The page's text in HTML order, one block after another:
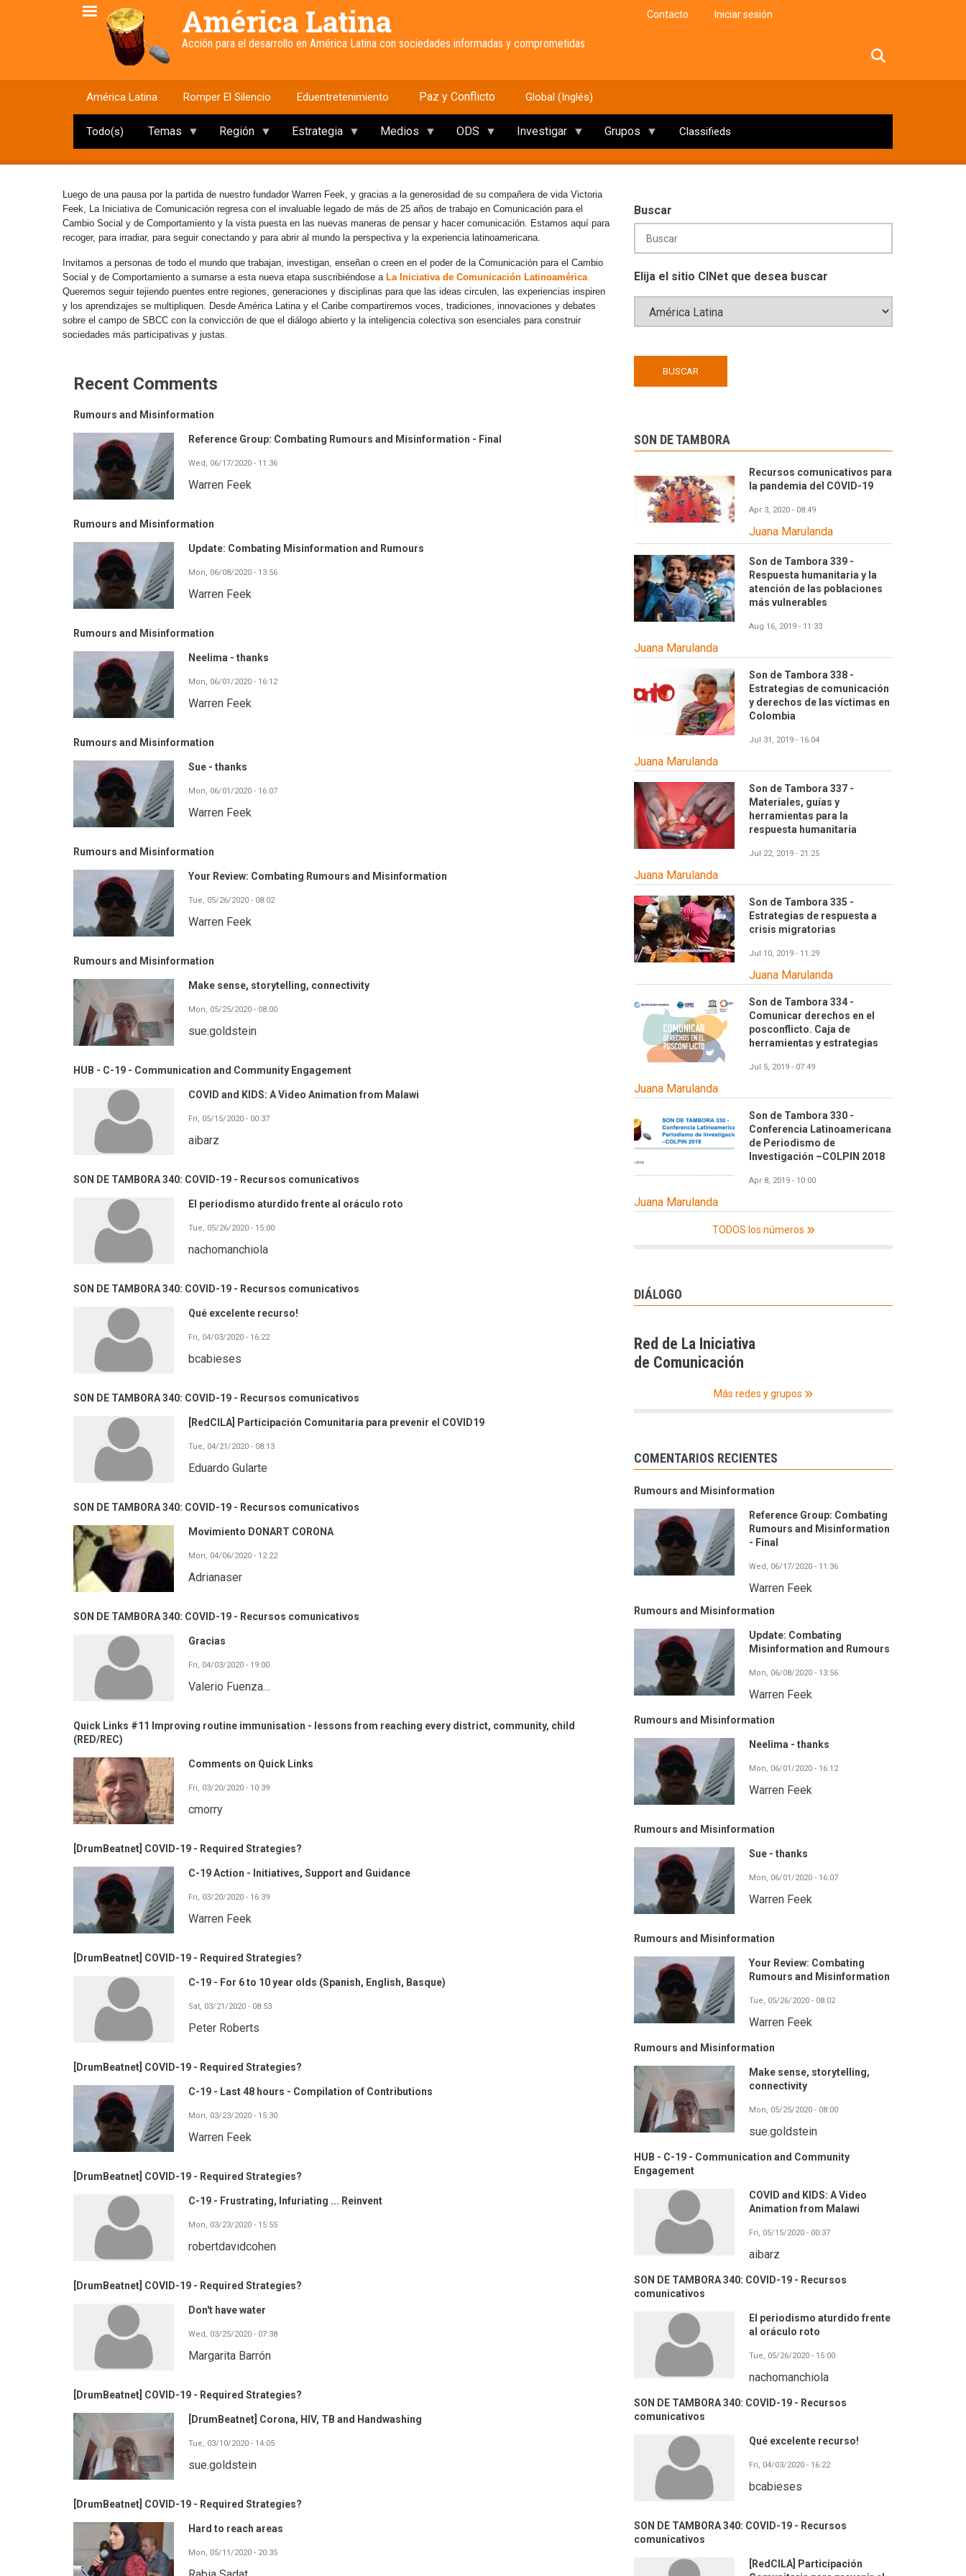
América Latina
Acción para el desarrollo en América Latina con sociedades informadas y comprometidas
Contacto Iniciar sesión
América Latina Romper El Silencio Eduentretenimiento Paz y Conflicto Global (Inglés)
Todo(s) Temas Región Estrategia Medios ODS Investigar Grupos Classifieds
Luego de una pausa por la partida de nuestro fundador Warren Feek, y gracias a la generosidad de su compañera de vida Victoria
Feek, La Iniciativa de Comunicación regresa con el invaluable legado de más de 25 años de trabajo en Comunicación para el
Cambio Social y de Comportamiento y la vista puesta en las nuevas maneras de pensar y hacer comunicación. Estamos aquí para
recoger, para irradiar, para seguir conectando y para abrir al mundo la perspectiva y la experiencia latinoamericana.
Invitamos a personas de todo el mundo que trabajan, investigan, enseñan o creen en el poder de la Comunicación para el Cambio
Social y de Comportamiento a sumarse a esta nueva etapa suscribiéndose a La Iniciativa de Comunicación Latinoamérica.
Queremos seguir tejiendo puentes entre regiones, generaciones y disciplinas para que las ideas circulen, las experiencias inspiren
y los aprendizajes se multipliquen. Desde América Latina y el Caribe compartiremos voces, tradiciones, innovaciones y debates
sobre el campo de SBCC con la convicción de que el diálogo abierto y la inteligencia colectiva son esenciales para construir
sociedades más participativas y justas.
Recent Comments
Rumours and Misinformation
Reference Group: Combating Rumours and Misinformation - Final
Wed, 06/17/2020 - 11:36
Warren Feek
Rumours and Misinformation
Update: Combating Misinformation and Rumours
Mon, 06/08/2020 - 13:56
Warren Feek
Rumours and Misinformation
Neelima - thanks
Mon, 06/01/2020 - 16:12
Warren Feek
Rumours and Misinformation
Sue - thanks
Mon, 06/01/2020 - 16:07
Warren Feek
Rumours and Misinformation
Your Review: Combating Rumours and Misinformation
Tue, 05/26/2020 - 08:02
Warren Feek
Rumours and Misinformation
Make sense, storytelling, connectivity
Mon, 05/25/2020 - 08:00
sue.goldstein
HUB - C-19 - Communication and Community Engagement
COVID and KIDS: A Video Animation from Malawi
Fri, 05/15/2020 - 00:37
aibarz
SON DE TAMBORA 340: COVID-19 - Recursos comunicativos
El periodismo aturdido frente al oráculo roto
Tue, 05/26/2020 - 15:00
nachomanchiola
SON DE TAMBORA 340: COVID-19 - Recursos comunicativos
Qué excelente recurso!
Fri, 04/03/2020 - 16:22
bcabieses
SON DE TAMBORA 340: COVID-19 - Recursos comunicativos
[RedCILA] Participación Comunitaria para prevenir el COVID19
Tue, 04/21/2020 - 08:13
Eduardo Gularte
SON DE TAMBORA 340: COVID-19 - Recursos comunicativos
Movimiento DONART CORONA
Mon, 04/06/2020 - 12:22
Adrianaser
SON DE TAMBORA 340: COVID-19 - Recursos comunicativos
Gracias
Fri, 04/03/2020 - 19:00
Valerio Fuenza…
Quick Links #11 Improving routine immunisation - lessons from reaching every district, community, child
(RED/REC)
Comments on Quick Links
Fri, 03/20/2020 - 10:39
cmorry
[DrumBeatnet] COVID-19 - Required Strategies?
C-19 Action - Initiatives, Support and Guidance
Fri, 03/20/2020 - 16:39
Warren Feek
[DrumBeatnet] COVID-19 - Required Strategies?
C-19 - For 6 to 10 year olds (Spanish, English, Basque)
Sat, 03/21/2020 - 08:53
Peter Roberts
[DrumBeatnet] COVID-19 - Required Strategies?
C-19 - Last 48 hours - Compilation of Contributions
Mon, 03/23/2020 - 15:30
Warren Feek
[DrumBeatnet] COVID-19 - Required Strategies?
C-19 - Frustrating, Infuriating ... Reinvent
Mon, 03/23/2020 - 15:55
robertdavidcohen
[DrumBeatnet] COVID-19 - Required Strategies?
Don't have water
Wed, 03/25/2020 - 07:38
Margarita Barrón
[DrumBeatnet] COVID-19 - Required Strategies?
[DrumBeatnet] Corona, HIV, TB and Handwashing
Tue, 03/10/2020 - 14:05
sue.goldstein
[DrumBeatnet] COVID-19 - Required Strategies?
Hard to reach areas
Mon, 05/11/2020 - 20:35
Buscar
Elija el sitio CINet que desea buscar
SON DE TAMBORA
Recursos comunicativos para
la pandemia del COVID-19
Apr 3, 2020 - 08:49
Juana Marulanda
Son de Tambora 339 -
Respuesta humanitaria y la
atención de las poblaciones
más vulnerables
Aug 16, 2019 - 11:33
Juana Marulanda
Son de Tambora 338 -
Estrategias de comunicación
y derechos de las víctimas en
Colombia
Jul 31, 2019 - 16:04
Juana Marulanda
Son de Tambora 337 -
Materiales, guías y
herramientas para la
respuesta humanitaria
Jul 22, 2019 - 21:25
Juana Marulanda
Son de Tambora 335 -
Estrategias de respuesta a
crisis migratorias
Jul 10, 2019 - 11:29
Juana Marulanda
Son de Tambora 334 -
Comunicar derechos en el
posconflicto. Caja de
herramientas y estrategias
Jul 5, 2019 - 07:49
Juana Marulanda
Son de Tambora 330 -
Conferencia Latinoamericana
de Periodismo de
Investigación –COLPIN 2018
Apr 8, 2019 - 10:00
Juana Marulanda
TODOS los números
DIÁLOGO
Red de La Iniciativa
de Comunicación
Más redes y grupos
COMENTARIOS RECIENTES
Rumours and Misinformation
Reference Group: Combating
Rumours and Misinformation
- Final
Wed, 06/17/2020 - 11:36
Warren Feek
Rumours and Misinformation
Update: Combating
Misinformation and Rumours
Mon, 06/08/2020 - 13:56
Warren Feek
Rumours and Misinformation
Neelima - thanks
Mon, 06/01/2020 - 16:12
Warren Feek
Rumours and Misinformation
Sue - thanks
Mon, 06/01/2020 - 16:07
Warren Feek
Rumours and Misinformation
Your Review: Combating
Rumours and Misinformation
Tue, 05/26/2020 - 08:02
Warren Feek
Rumours and Misinformation
Make sense, storytelling,
connectivity
Mon, 05/25/2020 - 08:00
sue.goldstein
HUB - C-19 - Communication and Community
Engagement
COVID and KIDS: A Video
Animation from Malawi
Fri, 05/15/2020 - 00:37
aibarz
SON DE TAMBORA 340: COVID-19 - Recursos
comunicativos
El periodismo aturdido frente
al oráculo roto
Tue, 05/26/2020 - 15:00
nachomanchiola
SON DE TAMBORA 340: COVID-19 - Recursos
comunicativos
Qué excelente recurso!
Fri, 04/03/2020 - 16:22
bcabieses
SON DE TAMBORA 340: COVID-19 - Recursos
comunicativos
[RedCILA] Participación